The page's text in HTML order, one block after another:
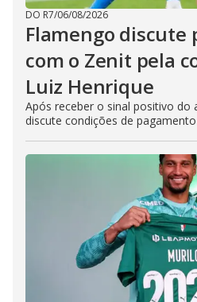
DO R7/06/08/2026
Flamengo discute
com o Zenit pela
Luiz Henrique
Após receber o sinal positivo do
discute condições de